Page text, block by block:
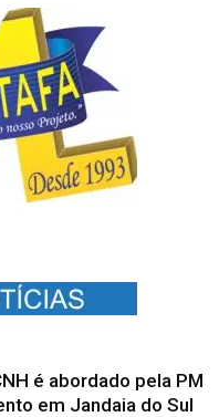
é abordado pela PM
em Jandaia do Sul